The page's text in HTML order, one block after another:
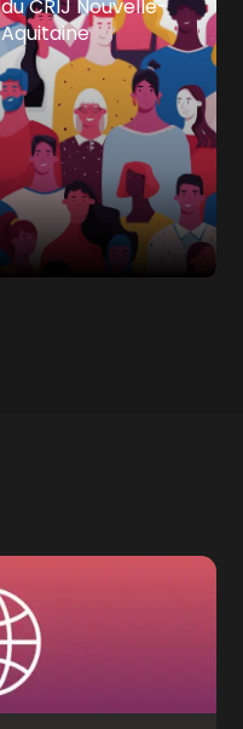
du CRIJ Nouvelle-
Aquitaine